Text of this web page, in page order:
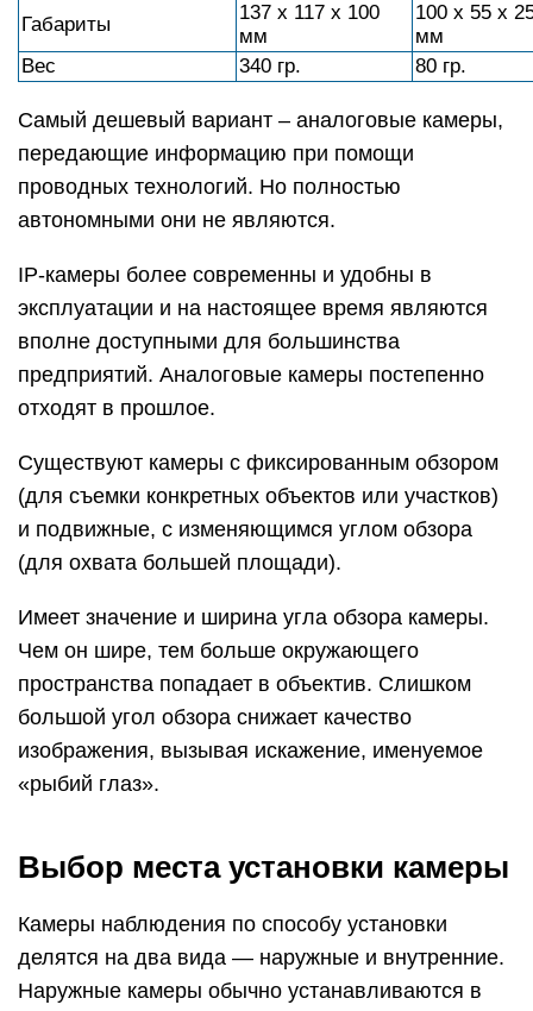
Габариты
137 x 117 x 100
мм
100 x 55 x
мм
Вес
340 гр. 80 гр.
Самый дешевый вариант – аналоговые камеры,
передающие информацию при помощи
проводных технологий. Но полностью
автономными они не являются.
IP-камеры более современны и удобны в
эксплуатации и на настоящее время являются
вполне доступными для большинства
предприятий. Аналоговые камеры постепенно
отходят в прошлое.
Существуют камеры с фиксированным обзором
(для съемки конкретных объектов или участков)
и подвижные, с изменяющимся углом обзора
(для охвата большей площади).
Имеет значение и ширина угла обзора камеры.
Чем он шире, тем больше окружающего
пространства попадает в объектив. Слишком
большой угол обзора снижает качество
изображения, вызывая искажение, именуемое
«рыбий глаз».
Выбор места установки камеры
Камеры наблюдения по способу установки
делятся на два вида — наружные и внутренние.
Наружные камеры обычно устанавливаются в